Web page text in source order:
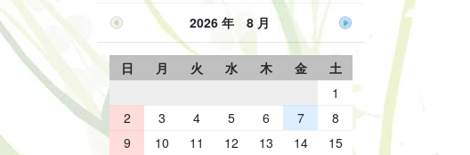
2026 年 8 月
日 月 火 水 木 金
土
1
2
3 4 5 6 7
8
9
10 11 12 13 14
15